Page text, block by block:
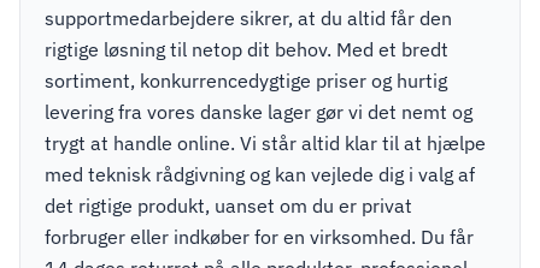
supportmedarbejdere sikrer, at du altid får den
rigtige løsning til netop dit behov. Med et bredt
sortiment, konkurrencedygtige priser og hurtig
levering fra vores danske lager gør vi det nemt og
trygt at handle online. Vi står altid klar til at hjælpe
med teknisk rådgivning og kan vejlede dig i valg af
det rigtige produkt, uanset om du er privat
forbruger eller indkøber for en virksomhed. Du får